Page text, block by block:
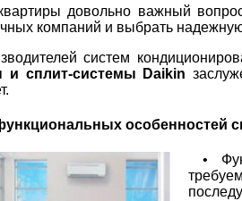
довольно важный
компаний и выбрать
систем
и сплит-системы Daikin
особенностей
•